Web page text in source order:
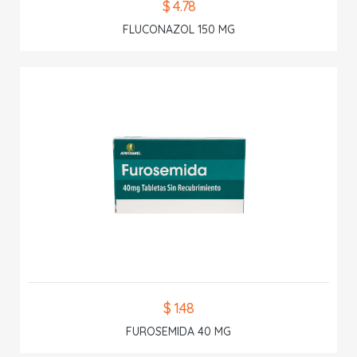
$ 4.78
FLUCONAZOL 150 MG
$ 1.48
FUROSEMIDA 40 MG